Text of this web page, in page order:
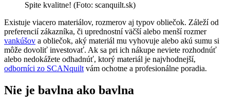
Spite kvalitne! (Foto: scanquilt.sk)
Existuje viacero materiálov, rozmerov aj typov obliečok. Záleží od
preferencií zákazníka, či uprednostní väčší alebo menší rozmer
vankúšov a obliečok, aký materiál mu vyhovuje alebo akú sumu si
môže dovoliť investovať. Ak sa pri ich nákupe neviete rozhodnúť
alebo nedokážete odhadnúť, ktorý materiál je najvhodnejší,
odborníci zo SCANquiltvám ochotne a profesionálne poradia.
Nie je bavlna ako bavlna